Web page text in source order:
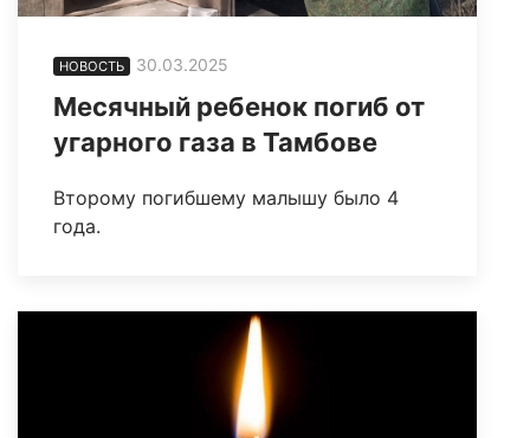
НОВОСТЬ 30.03.2025
Месячный ребенок погиб от
угарного газа в Тамбове
Второму погибшему малышу было 4
года.